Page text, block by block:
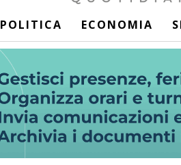
POLITICA ECONOMIA